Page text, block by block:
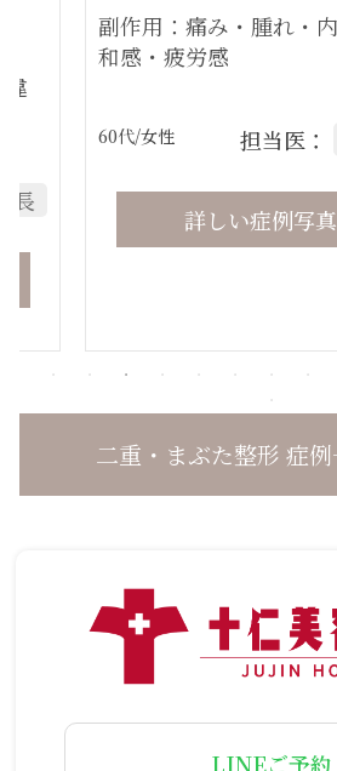
長
副作用：痛み・腫れ・
和感・疲労感
60代/女性 担当医：
詳しい症例写
二重・まぶた整形 症
LINEご予約